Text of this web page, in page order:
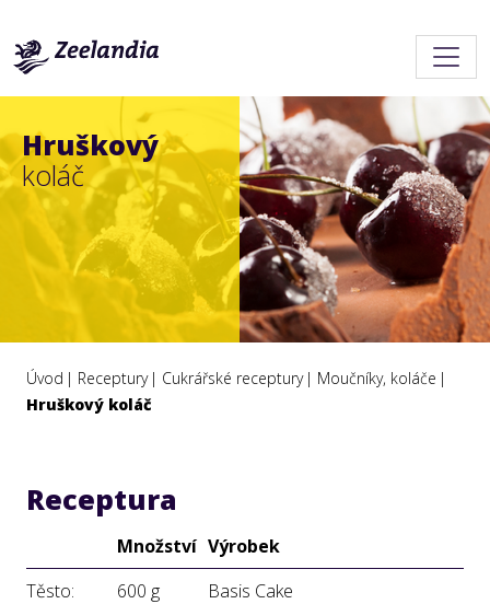
Hruškový
koláč
Úvod Receptury Cukrářské receptury
Moučníky, koláče
Hruškový koláč
Receptura
Množství Výrobek
Těsto:
600 g
Basis Cake